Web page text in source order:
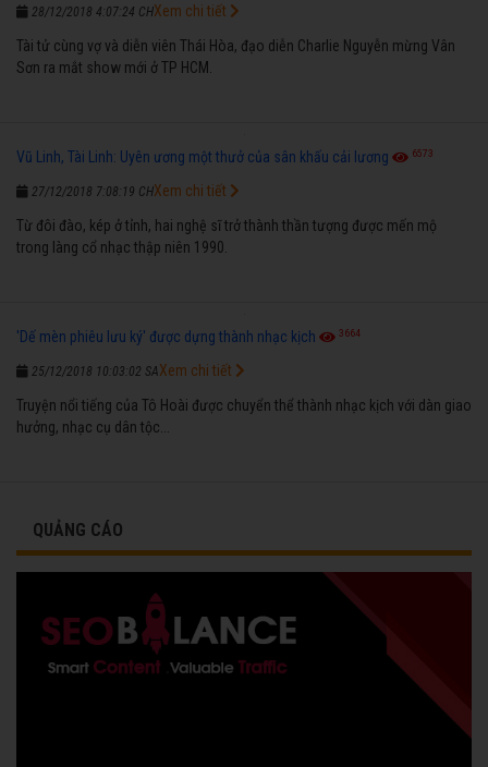
28/12/2018 4:07:24 CH
Tài tử cùng vợ và diễn viên Thái Hòa, đạo diễn Charlie Nguyễn mừng Vân
Sơn ra mắt show mới ở TP HCM.
Xem chi tiết
Vũ Linh, Tài Linh: Uyên ương một thưở của sân khấu cải lương 6573
27/12/2018 7:08:19 CH
Từ đôi đào, kép ở tỉnh, hai nghệ sĩ trở thành thần tượng được mến mộ
trong làng cổ nhạc thập niên 1990.
Xem chi tiết
'Dế mèn phiêu lưu ký' được dựng thành nhạc kịch 3664
25/12/2018 10:03:02 SA
Truyện nổi tiếng của Tô Hoài được chuyển thể thành nhạc kịch với dàn giao
hưởng, nhạc cụ dân tộc...
Xem chi tiết
QUẢNG CÁO